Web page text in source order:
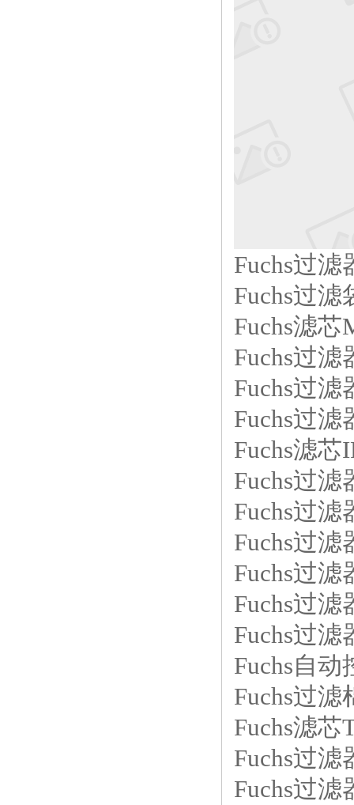
Fuchs过滤
Fuchs过滤
Fuchs滤芯
Fuchs过滤
Fuchs过滤
Fuchs过滤
Fuchs滤芯
Fuchs过滤
Fuchs过滤
Fuchs过滤
Fuchs过滤
Fuchs过滤
Fuchs过滤
Fuchs自动
Fuchs过滤
Fuchs滤芯
Fuchs过滤
Fuchs过滤